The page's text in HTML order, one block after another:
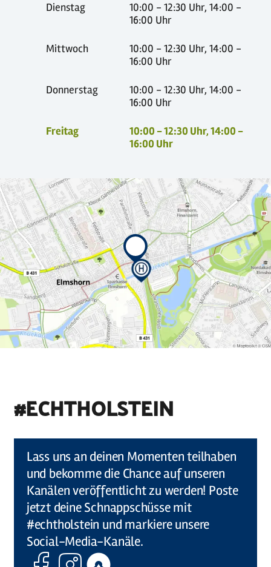
Dienstag
10:00 - 12:30 Uhr, 14:00 -
16:00 Uhr
Mittwoch
10:00 - 12:30 Uhr, 14:00 -
16:00 Uhr
Donnerstag
10:00 - 12:30 Uhr, 14:00 -
16:00 Uhr
Freitag
10:00 - 12:30 Uhr, 14:00 -
16:00 Uhr
#ECHTHOLSTEIN
Lass uns an deinen Momenten teilhaben
und bekomme die Chance auf unseren
Kanälen veröffentlicht zu werden! Poste
jetzt deine Schnappschüsse mit
#echtholstein und markiere unsere
Social-Media-Kanäle.
FacebookInstagram
Komoot